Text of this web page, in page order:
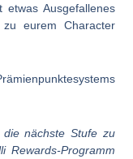
Ausgefallenes
eurem Character
nächste Stufe zu
Rewards-Programm